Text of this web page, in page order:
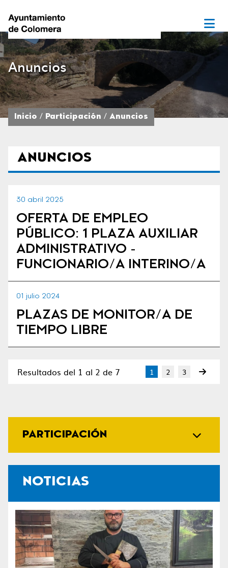
Anuncios
Inicio Participación Anuncios
PARTICIPACIÓN
NOTICIAS
ANUNCIOS
30 abril 2025
OFERTA DE EMPLEO
PÚBLICO: 1 PLAZA AUXILIAR
ADMINISTRATIVO -
FUNCIONARIO/A INTERINO/A
01 julio 2024
PLAZAS DE MONITOR/A DE
TIEMPO LIBRE
Resultados del 1 al 2 de 7 1 2 3